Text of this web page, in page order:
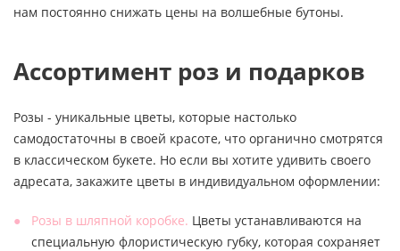
нам постоянно снижать цены на волшебные бутоны.
Ассортимент роз и подарков
Розы - уникальные цветы, которые настолько
самодостаточны в своей красоте, что органично смотрятся
в классическом букете. Но если вы хотите удивить своего
адресата, закажите цветы в индивидуальном оформлении:
Розы в шляпной коробке. Цветы устанавливаются на
специальную флористическую губку, которая сохраняет